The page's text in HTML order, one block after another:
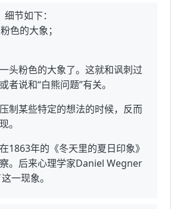
节如下：
色的大象；
头粉色的大象了。这就和讽刺过
者说和“白熊问题”有关。
制某些特定的想法的时候，反而
。
1863年的《冬天里的夏日印象》
。后来心理学家Daniel Wegner
一现象。